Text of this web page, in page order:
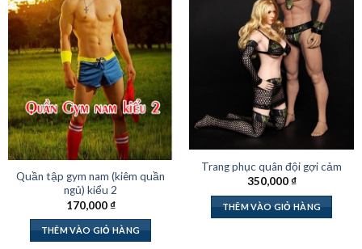
Quần tập gym nam (kiêm quần
ngủ) kiểu 2
170,000₫
THÊM VÀO GIỎ HÀNG
Trang phục quân đội gợi cảm
350,000₫
THÊM VÀO GIỎ HÀNG